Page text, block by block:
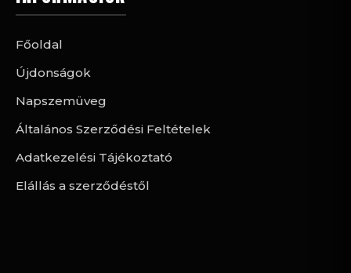
Főoldal
Újdonságok
Napszemüveg
Általános Szerződési Feltételek
Adatkezelési Tájékoztató
Elállás a szerződéstől